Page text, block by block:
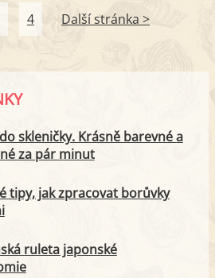
4 Další stránka >
skleničky. Krásně barevné a
za pár minut
tipy, jak zpracovat borůvky
ruleta japonské